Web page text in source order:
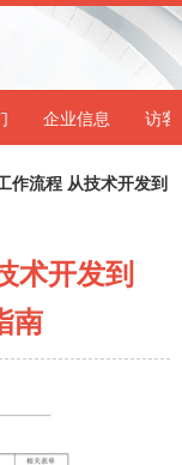
企业信息 访客
作流程 从技术开发到
术开发到
南